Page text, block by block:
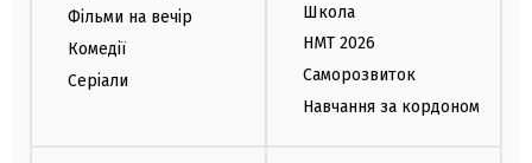
Фільми на вечір
Комедії
Серіали
Школа
НМТ 2026
Саморозвиток
Навчання за кордоном